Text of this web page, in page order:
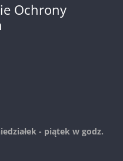
Ochrony
- piątek w godz.